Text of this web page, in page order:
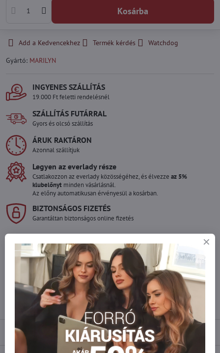
Kosárba
Add a Kedvencekhez Termék kérdés
Watchdog
Gyártó: MARILYN
INGYENES SZÁLLÍTÁS
19.000 Ft feletti rendelésnél
SZÁLLÍTÁS FUTÁRRAL
Gyors és olcsó szállítás
ÁRUK RAKTÁRON
Azonnal szállítjuk
Legyen az everlady része
Csatlakozzon az everlady közösségéhez, és élvezze az 5%
klubelőnyt minden vásárlásnál.
Az előny automatikusan érvényesül a kosárban.
BIZTONSÁGOS FIZETÉS
Garantáltan biztonságos online fizetés
Szeretne több terméket rendelni mint
amennyi raktáron van?
Ne habozzon kapcsolatba lépni velünk, raktárra szállítjuk az árut!
info​@everlady​.eu
Leírás